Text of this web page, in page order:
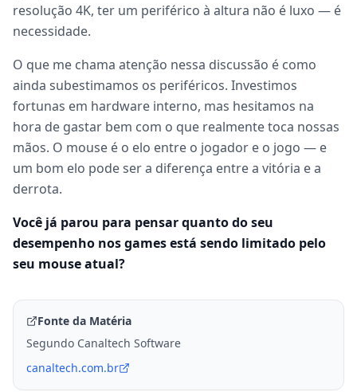
resolução 4K, ter um periférico à altura não é luxo — é
necessidade.
O que me chama atenção nessa discussão é como
ainda subestimamos os periféricos. Investimos
fortunas em hardware interno, mas hesitamos na
hora de gastar bem com o que realmente toca nossas
mãos. O mouse é o elo entre o jogador e o jogo — e
um bom elo pode ser a diferença entre a vitória e a
derrota.
Você já parou para pensar quanto do seu
desempenho nos games está sendo limitado pelo
seu mouse atual?
Fonte da Matéria
Segundo Canaltech Software
canaltech.com.br